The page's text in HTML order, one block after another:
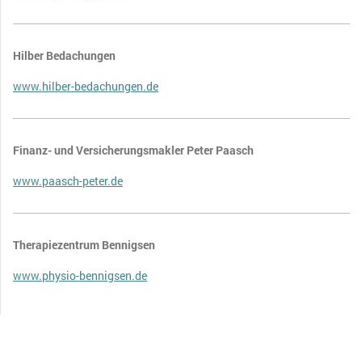
Hilber Bedachungen
www.hilber-bedachungen.de
Finanz- und Versicherungsmakler Peter Paasch
www.paasch-peter.de
Therapiezentrum Bennigsen
www.physio-bennigsen.de